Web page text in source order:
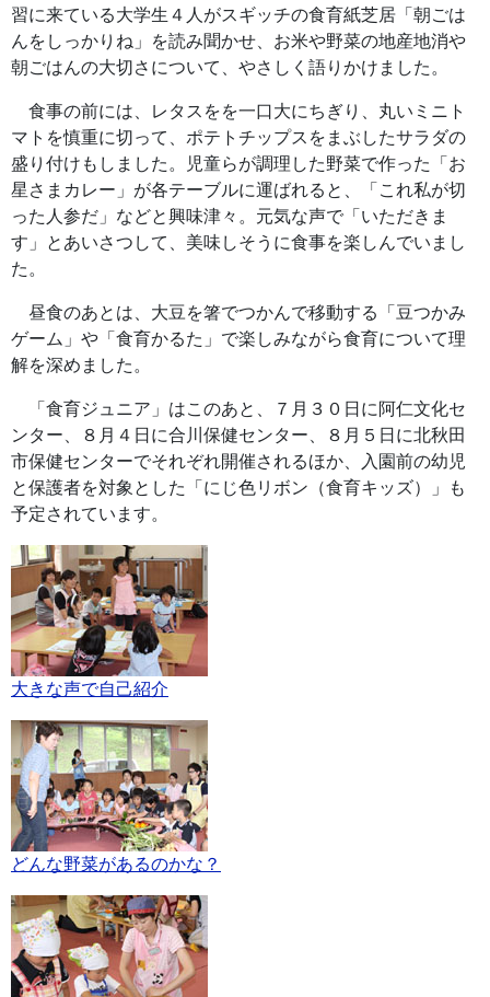
習に来ている大学生４人がスギッチの食育紙芝居「朝ごは
んをしっかりね」を読み聞かせ、お米や野菜の地産地消や
朝ごはんの大切さについて、やさしく語りかけました。
食事の前には、レタスをを一口大にちぎり、丸いミニト
マトを慎重に切って、ポテトチップスをまぶしたサラダの
盛り付けもしました。児童らが調理した野菜で作った「お
星さまカレー」が各テーブルに運ばれると、「これ私が切
った人参だ」などと興味津々。元気な声で「いただきま
す」とあいさつして、美味しそうに食事を楽しんでいまし
た。
昼食のあとは、大豆を箸でつかんで移動する「豆つかみ
ゲーム」や「食育かるた」で楽しみながら食育について理
解を深めました。
「食育ジュニア」はこのあと、７月３０日に阿仁文化セ
ンター、８月４日に合川保健センター、８月５日に北秋田
市保健センターでそれぞれ開催されるほか、入園前の幼児
と保護者を対象とした「にじ色リボン（食育キッズ）」も
予定されています。
大きな声で自己紹介
どんな野菜があるのかな？